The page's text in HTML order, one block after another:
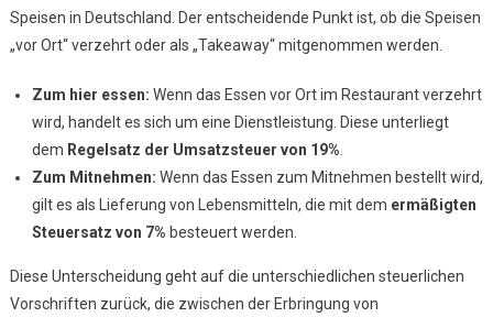
Speisen in Deutschland. Der entscheidende Punkt ist, ob die Speisen
„vor Ort“ verzehrt oder als „Takeaway“ mitgenommen werden.
Zum hier essen: Wenn das Essen vor Ort im Restaurant verzehrt
wird, handelt es sich um eine Dienstleistung. Diese unterliegt
dem Regelsatz der Umsatzsteuer von 19%
Zum Mitnehmen: Wenn das Essen zum Mitnehmen bestellt wird,
gilt es als Lieferung von Lebensmitteln, die mit dem ermäßigten
Steuersatz von 7% besteuert werden.
Diese Unterscheidung geht auf die unterschiedlichen steuerlichen
Vorschriften zurück, die zwischen der Erbringung von